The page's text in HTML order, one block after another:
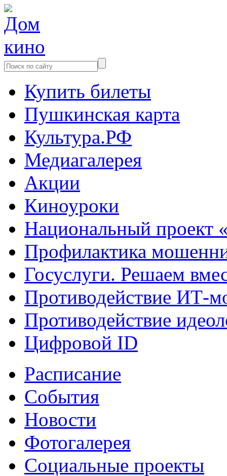
Купить билеты
Пушкинская карта
Культура.РФ
Медиагалерея
Акции
Киноуроки
Национальный проект
Профилактика
Госуслуги. Решаем
Противодействие ИТ-
Противодействие
Цифровой ID
Расписание
События
Новости
Фотогалерея
Социальные проекты